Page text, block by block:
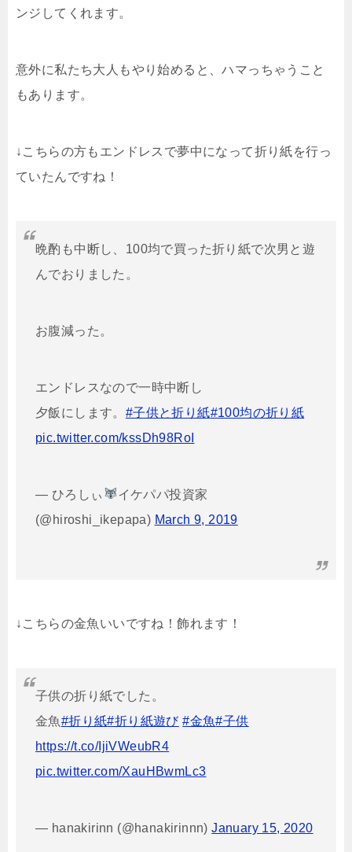
ンジしてくれます。
意外に私たち大人もやり始めると、ハマっちゃうこと
もあります。
↓こちらの方もエンドレスで夢中になって折り紙を行っ
ていたんですね！
晩酌も中断し、100均で買った折り紙で次男と遊
んでおりました。
お腹減った。
エンドレスなので一時中断し
夕飯にします。 #子供と折り紙#100均の折り紙
pic.twitter.com/kssDh98RoI
— ひろしぃ
イケパパ投資家
(@hiroshi_ikepapa) March 9, 2019
↓こちらの金魚いいですね！飾れます！
子供の折り紙でした。
金魚#折り紙#折り紙遊び #金魚#子供
https://t.co/IjiVWeubR4
pic.twitter.com/XauHBwmLc3
— hanakirinn (@hanakirinnn)January 15, 2020